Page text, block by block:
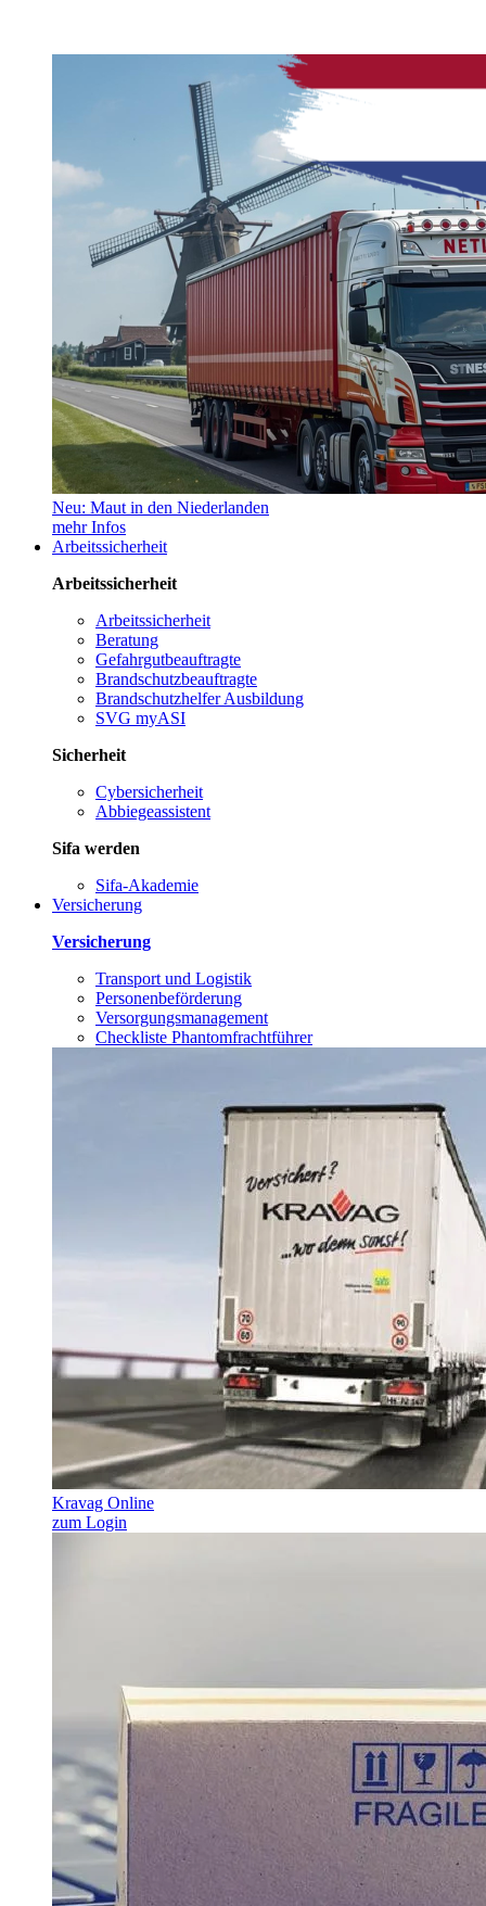
Neu: Maut in den Niederlanden
mehr Infos
Arbeitssicherheit
Arbeitssicherheit
Arbeitssicherheit
Beratung
Gefahrgutbeauftragte
Brandschutzbeauftragte
Brandschutzhelfer Ausbildung
SVG myASI
Sicherheit
Cybersicherheit
Abbiegeassistent
Sifa werden
Sifa-Akademie
Versicherung
Versicherung
Transport und Logistik
Personenbeförderung
Versorgungsmanagement
Checkliste Phantomfrachtführer
Kravag Online
zum Login